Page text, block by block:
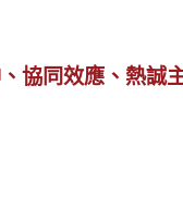
協同效應、熱誠